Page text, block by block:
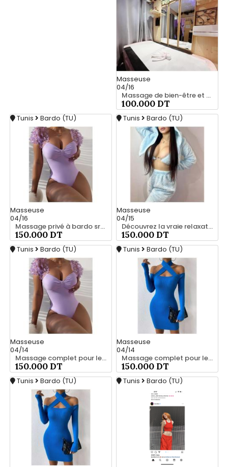
Masseuse
04/16
Massage de bien-être et confort 25 926 213
100.000 DT
Tunis Bardo (TU)
Masseuse
04/16
Massage privé à bardo srd 55066248
150.000 DT
Tunis Bardo (TU)
Masseuse
04/15
Découvrez la vraie relaxation pour les hommes srd à bardo 55066248
150.000 DT
Tunis Bardo (TU)
Masseuse
04/14
Massage complet pour les hommes srd à bardo
150.000 DT
Tunis Bardo (TU)
Masseuse
04/14
Massage complet pour les hommes srd à bardo 56066248
150.000 DT
Tunis Bardo (TU) Tunis Bardo (TU)